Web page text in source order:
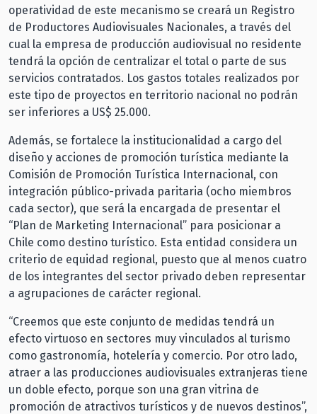
operatividad de este mecanismo se creará un Registro
de Productores Audiovisuales Nacionales, a través del
cual la empresa de producción audiovisual no residente
tendrá la opción de centralizar el total o parte de sus
servicios contratados. Los gastos totales realizados por
este tipo de proyectos en territorio nacional no podrán
ser inferiores a US$ 25.000.
Además, se fortalece la institucionalidad a cargo del
diseño y acciones de promoción turística mediante la
Comisión de Promoción Turística Internacional, con
integración público-privada paritaria (ocho miembros
cada sector), que será la encargada de presentar el
“Plan de Marketing Internacional” para posicionar a
Chile como destino turístico. Esta entidad considera un
criterio de equidad regional, puesto que al menos cuatro
de los integrantes del sector privado deben representar
a agrupaciones de carácter regional.
“Creemos que este conjunto de medidas tendrá un
efecto virtuoso en sectores muy vinculados al turismo
como gastronomía, hotelería y comercio. Por otro lado,
atraer a las producciones audiovisuales extranjeras tiene
un doble efecto, porque son una gran vitrina de
promoción de atractivos turísticos y de nuevos destinos”,